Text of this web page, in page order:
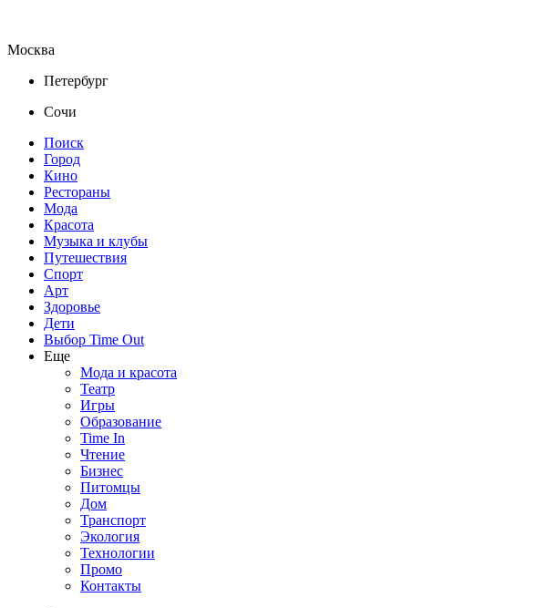
Москва
Петербург
Сочи
Поиск
Город
Кино
Рестораны
Мода
Красота
Музыка и клубы
Путешествия
Спорт
Арт
Здоровье
Дети
Выбор Time Out
Еще
Мода и красота
Театр
Игры
Образование
Time In
Чтение
Бизнес
Питомцы
Дом
Транспорт
Экология
Технологии
Промо
Контакты